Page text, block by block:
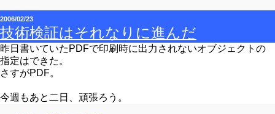
2006/02/23
技術検証はそれなりに進んだ
昨日書いていたPDFで印刷時に出力されないオブジェクトの
指定はできた。
さすがPDF。
今週もあと二日、頑張ろう。